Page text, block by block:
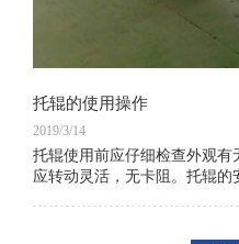
托辊的使用操作
2019/3/14
托辊使用前应仔细检查外观
应转动灵活，无卡阻。托辊